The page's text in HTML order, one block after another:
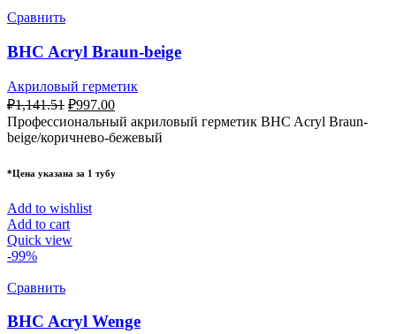
Сравнить
BHC Acryl Braun-beige
Акриловый герметик
₽1,141.51 ₽997.00
Профессиональный акриловый герметик BHC Acryl Braun-
beige/коричнево-бежевый
*Цена указана за 1 тубу
Add to wishlist
Add to cart
Quick view
-99%
Сравнить
BHC Acryl Wenge